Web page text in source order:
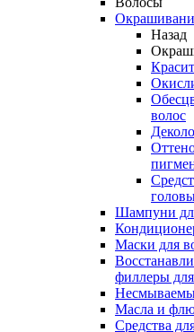
Назад
волос
Шампуни
Маски для
филлеры
Масла и
Средства